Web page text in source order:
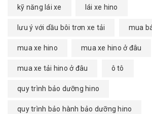
kỹ năng lái xe lái xe hino
lưu ý với dầu bôi trơn xe tải mua
mua xe hino mua xe hino ở đâu
mua xe tải hino ở đâu ô tô
quy trình bảo dưỡng hino
quy trình bảo hành bảo dưỡng hino